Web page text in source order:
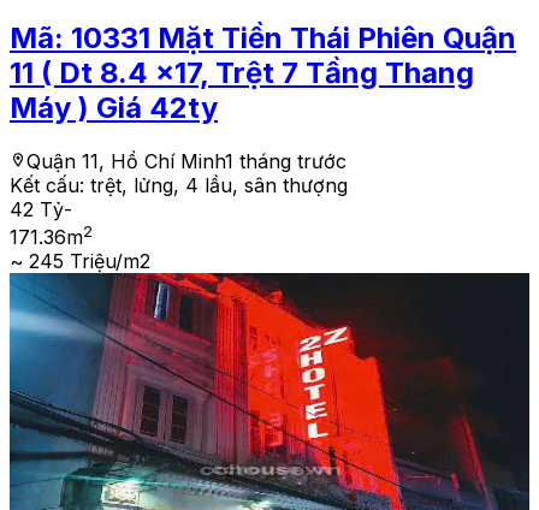
Mã: 10331 Mặt Tiền Thái Phiên Quận
11 ( Dt 8.4 x17, Trệt 7 Tầng Thang
Máy ) Giá 42ty
Quận 11, Hồ Chí Minh1 tháng trước
Kết cấu: trệt, lửng, 4 lầu, sân thượng
42 Tỷ-
171.36m2
~ 245 Triệu/m2